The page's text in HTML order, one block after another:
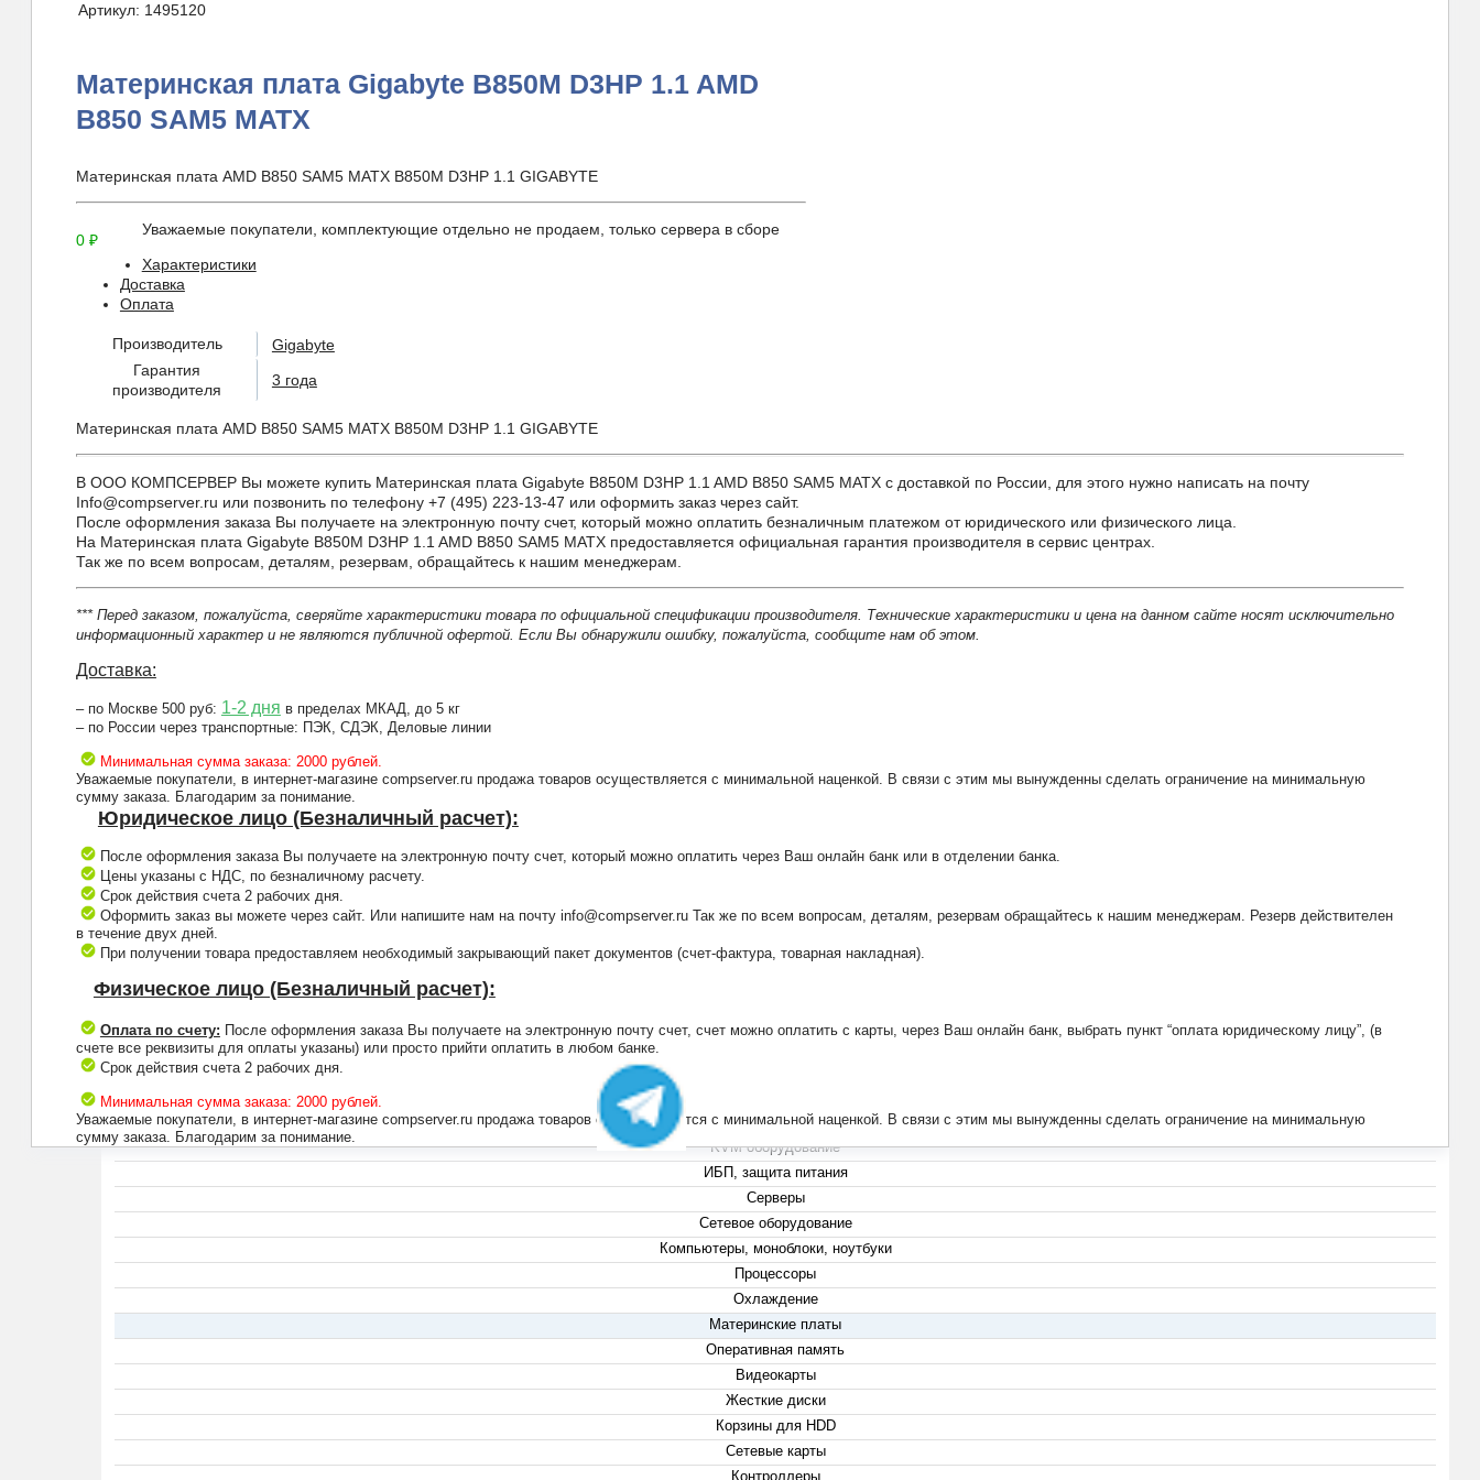
Артикул: 1495120
Материнская плата Gigabyte B850M D3HP 1.1 AMD
B850 SAM5 MATX
Материнская плата AMD B850 SAM5 MATX B850M D3HP 1.1 GIGABYTE
0 ₽
Уважаемые покупатели, комплектующие отдельно не продаем, только сервера в сборе
Характеристики
Доставка
Оплата
Производитель
Gigabyte
Гарантия
производителя
3 года
Материнская плата AMD B850 SAM5 MATX B850M D3HP 1.1 GIGABYTE
В ООО КОМПСЕРВЕР Вы можете купить Материнская плата Gigabyte B850M D3HP 1.1 AMD B850 SAM5 MATX с доставкой по России, для этого нужно написать на почту
Info@compserver.ru или позвонить по телефону +7 (495) 223-13-47 или оформить заказ через сайт.
После оформления заказа Вы получаете на электронную почту счет, который можно оплатить безналичным платежом от юридического или физического лица.
На Материнская плата Gigabyte B850M D3HP 1.1 AMD B850 SAM5 MATX предоставляется официальная гарантия производителя в сервис центрах.
Так же по всем вопросам, деталям, резервам, обращайтесь к нашим менеджерам.
*** Перед заказом, пожалуйста, сверяйте характеристики товара по официальной спецификации производителя. Технические характеристики и цена на данном сайте носят исключительно
информационный характер и не являются публичной офертой. Если Вы обнаружили ошибку, пожалуйста, сообщите нам об этом.
Доставка:
– по Москве 500 руб: 1-2 дня в пределах МКАД, до 5 кг
– по России через транспортные: ПЭК, СДЭК, Деловые линии
Минимальная сумма заказа: 2000 рублей.
Уважаемые покупатели, в интернет-магазине compserver.ru продажа товаров осуществляется с минимальной наценкой. В связи с этим мы вынужденны сделать ограничение на минимальную
сумму заказа. Благодарим за понимание.
Юридическое лицо (Безналичный расчет):
После оформления заказа Вы получаете на электронную почту счет, который можно оплатить через Ваш онлайн банк или в отделении банка.
Цены указаны с НДС, по безналичному расчету.
Срок действия счета 2 рабочих дня.
Оформить заказ вы можете через сайт. Или напишите нам на почту info@compserver.ru Так же по всем вопросам, деталям, резервам обращайтесь к нашим менеджерам. Резерв действителен
в течение двух дней.
При получении товара предоставляем необходимый закрывающий пакет документов (счет-фактура, товарная накладная).
Физическое лицо (Безналичный расчет):
Оплата по счету: После оформления заказа Вы получаете на электронную почту счет, счет можно оплатить с карты, через Ваш онлайн банк, выбрать пункт “оплата юридическому лицу”, (в
счете все реквизиты для оплаты указаны) или просто прийти оплатить в любом банке.
Срок действия счета 2 рабочих дня.
Минимальная сумма заказа: 2000 рублей.
Уважаемые покупатели, в интернет-магазине compserver.ru продажа товаров осуществляется с минимальной наценкой. В связи с этим мы вынужденны сделать ограничение на минимальную
сумму заказа. Благодарим за понимание.
+7 (495) 223-13-47
KVM оборудование
ИБП, защита питания
Серверы
Сетевое оборудование
Компьютеры, моноблоки, ноутбуки
Процессоры
Охлаждение
Материнские платы
Оперативная память
Видеокарты
Жесткие диски
Корзины для HDD
Сетевые карты
Контроллеры